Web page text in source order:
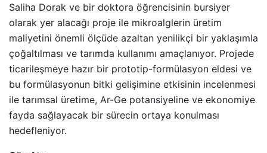
Saliha Dorak ve bir doktora öğrencisinin bursiyer
olarak yer alacağı proje ile mikroalglerin üretim
maliyetini önemli ölçüde azaltan yenilikçi bir yaklaşımla
çoğaltılması ve tarımda kullanımı amaçlanıyor. Projede
ticarileşmeye hazır bir prototip-formülasyon eldesi ve
bu formülasyonun bitki gelişimine etkisinin incelenmesi
ile tarımsal üretime, Ar-Ge potansiyeline ve ekonomiye
fayda sağlayacak bir sürecin ortaya konulması
hedefleniyor.